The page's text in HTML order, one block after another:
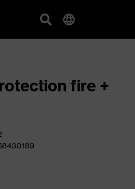
fire +